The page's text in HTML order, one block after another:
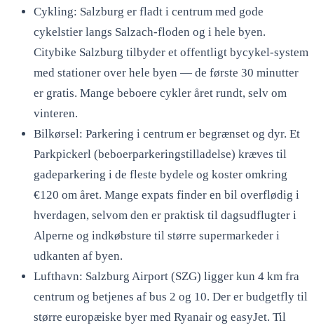
Cykling: Salzburg er fladt i centrum med gode
cykelstier langs Salzach-floden og i hele byen.
Citybike Salzburg tilbyder et offentligt bycykel-system
med stationer over hele byen — de første 30 minutter
er gratis. Mange beboere cykler året rundt, selv om
vinteren.
Bilkørsel: Parkering i centrum er begrænset og dyr. Et
Parkpickerl (beboerparkeringstilladelse) kræves til
gadeparkering i de fleste bydele og koster omkring
€120 om året. Mange expats finder en bil overflødig i
hverdagen, selvom den er praktisk til dagsudflugter i
Alperne og indkøbsture til større supermarkeder i
udkanten af byen.
Lufthavn: Salzburg Airport (SZG) ligger kun 4 km fra
centrum og betjenes af bus 2 og 10. Der er budgetfly til
større europæiske byer med Ryanair og easyJet. Til